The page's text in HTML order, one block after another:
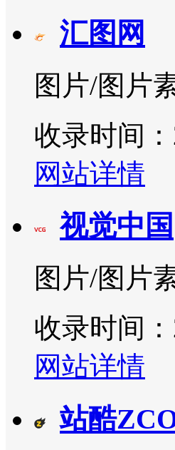
汇图网
图片/图片
收录时间
网站详情
视觉中国
图片/图片
收录时间
网站详情
站酷